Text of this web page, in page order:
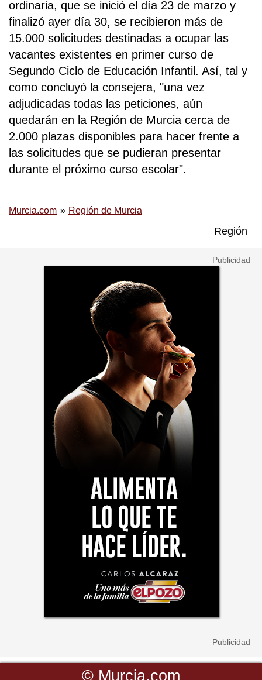
ordinaria, que se inició el día 23 de marzo y
finalizó ayer día 30, se recibieron más de
15.000 solicitudes destinadas a ocupar las
vacantes existentes en primer curso de
Segundo Ciclo de Educación Infantil. Así, tal y
como concluyó la consejera, "una vez
adjudicadas todas las peticiones, aún
quedarán en la Región de Murcia cerca de
2.000 plazas disponibles para hacer frente a
las solicitudes que se pudieran presentar
durante el próximo curso escolar".
Murcia.com Región de Murcia
Región
© Murcia.com